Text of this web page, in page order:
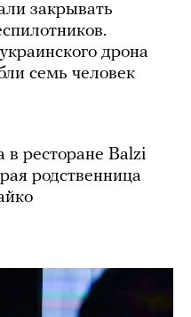
закрывать
дрона
семь человек
в ресторане Balzi
родственница